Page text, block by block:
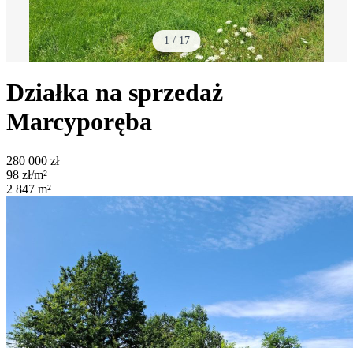
1 / 17
Działka na sprzedaż
Marcyporęba
280 000 zł
98 zł/m²
2 847 m²